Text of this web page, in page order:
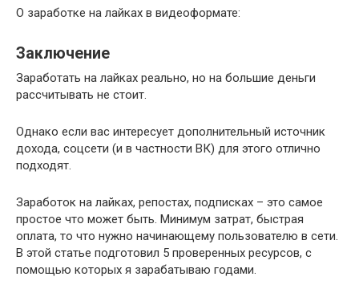
О заработке на лайках в видеоформате:
Заключение
Заработать на лайках реально, но на большие деньги
рассчитывать не стоит.
Однако если вас интересует дополнительный источник
дохода, соцсети (и в частности ВК) для этого отлично
подходят.
Заработок на лайках, репостах, подписках – это самое
простое что может быть. Минимум затрат, быстрая
оплата, то что нужно начинающему пользователю в сети.
В этой статье подготовил 5 проверенных ресурсов, с
помощью которых я зарабатываю годами.